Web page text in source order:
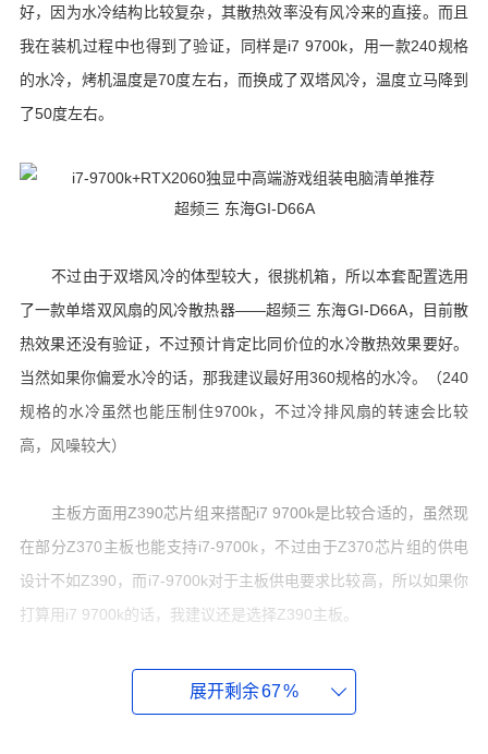
好，因为水冷结构比较复杂，其散热效率没有风冷来的直接。而且
我在装机过程中也得到了验证，同样是i7 9700k，用一款240规格
的水冷，烤机温度是70度左右，而换成了双塔风冷，温度立马降到
了50度左右。
超频三 东海GI-D66A
不过由于双塔风冷的体型较大，很挑机箱，所以本套配置选用
了一款单塔双风扇的风冷散热器——超频三 东海GI-D66A，目前散
热效果还没有验证，不过预计肯定比同价位的水冷散热效果要好。
当然如果你偏爱水冷的话，那我建议最好用360规格的水冷。（240
规格的水冷虽然也能压制住9700k，不过冷排风扇的转速会比较
高，风噪较大）
主板方面用Z390芯片组来搭配i7 9700k是比较合适的，虽然现
在部分Z370主板也能支持i7-9700k，不过由于Z370芯片组的供电
设计不如Z390，而i7-9700k对于主板供电要求比较高，所以如果你
打算用i7 9700k的话，我建议还是选择Z390主板。
展开剩余67%